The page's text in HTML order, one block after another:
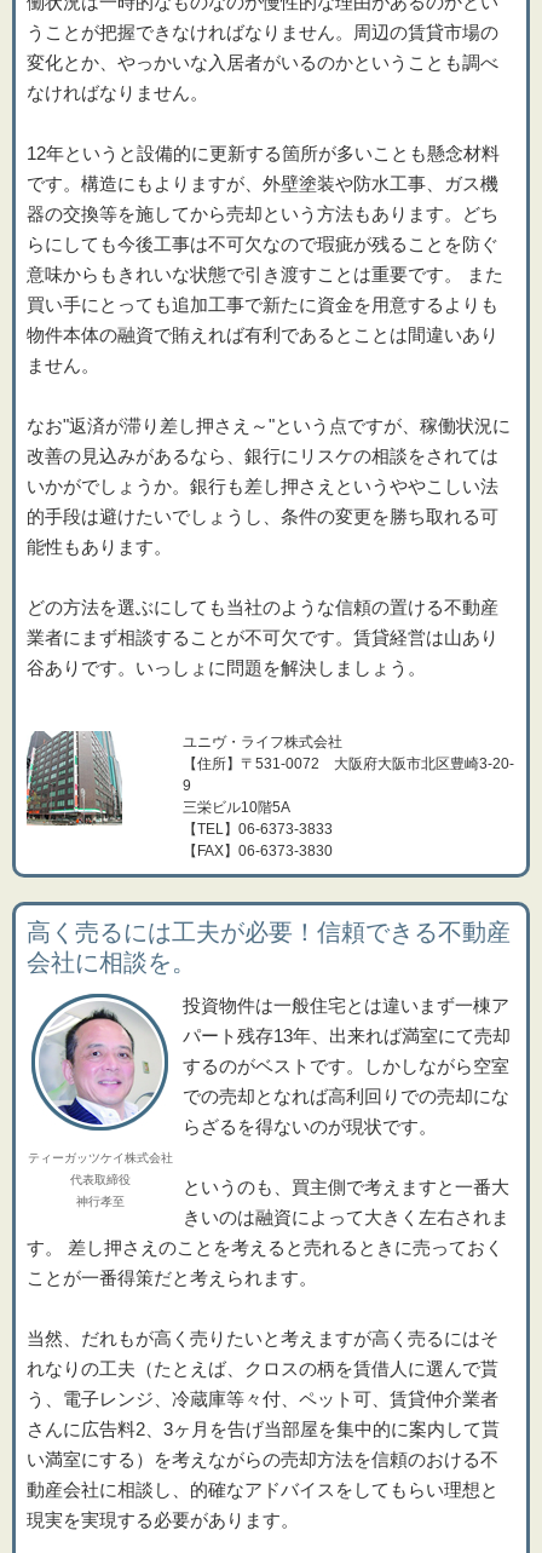
うことが把握できなければなりません。周辺の賃貸市場の
変化とか、やっかいな入居者がいるのかということも調べ
なければなりません。
12年というと設備的に更新する箇所が多いことも懸念材料
です。構造にもよりますが、外壁塗装や防水工事、ガス機
器の交換等を施してから売却という方法もあります。どち
らにしても今後工事は不可欠なので瑕疵が残ることを防ぐ
意味からもきれいな状態で引き渡すことは重要です。 また
買い手にとっても追加工事で新たに資金を用意するよりも
物件本体の融資で賄えれば有利であるとことは間違いあり
ません。
なお"返済が滞り差し押さえ～"という点ですが、稼働状況に
改善の見込みがあるなら、銀行にリスケの相談をされては
いかがでしょうか。銀行も差し押さえというややこしい法
的手段は避けたいでしょうし、条件の変更を勝ち取れる可
能性もあります。
どの方法を選ぶにしても当社のような信頼の置ける不動産
業者にまず相談することが不可欠です。賃貸経営は山あり
谷ありです。いっしょに問題を解決しましょう。
ユニヴ・ライフ株式会社
【住所】〒531-0072 大阪府大阪市北区豊崎3-20-
9
三栄ビル10階5A
【TEL】06-6373-3833
【FAX】06-6373-3830
高く売るには工夫が必要！信頼できる不動産
会社に相談を。
ティーガッツケイ株式会社
代表取締役
神行孝至
投資物件は一般住宅とは違いまず一棟ア
パート残存13年、出来れば満室にて売却
するのがベストです。しかしながら空室
での売却となれば高利回りでの売却にな
らざるを得ないのが現状です。
というのも、買主側で考えますと一番大
きいのは融資によって大きく左右されま
す。 差し押さえのことを考えると売れるときに売っておく
ことが一番得策だと考えられます。
当然、だれもが高く売りたいと考えますが高く売るにはそ
れなりの工夫（たとえば、クロスの柄を賃借人に選んで貰
う、電子レンジ、冷蔵庫等々付、ペット可、賃貸仲介業者
さんに広告料2、3ヶ月を告げ当部屋を集中的に案内して貰
い満室にする）を考えながらの売却方法を信頼のおける不
動産会社に相談し、的確なアドバイスをしてもらい理想と
現実を実現する必要があります。